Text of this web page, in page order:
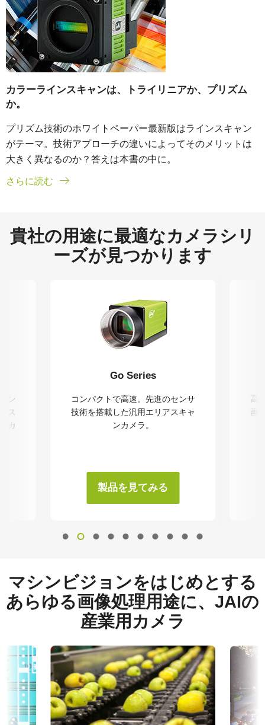
カラーラインスキャンは、トライリニアか、プリズム
か。
プリズム技術のホワイトペーパー最新版はラインスキャン
がテーマ。技術アプローチの違いによってそのメリットは
大きく異なるのか？答えは本書の中に。
さらに読む
貴社の用途に最適なカメラシリ
ーズが見つかります
ン
ス
カ
Go Series
コンパクトで高速。先進のセンサ
技術を搭載した汎用エリアスキャ
ンカメラ。
製品を見てみる
高
画
マシンビジョンをはじめとする
あらゆる画像処理用途に、JAIの
産業用カメラ